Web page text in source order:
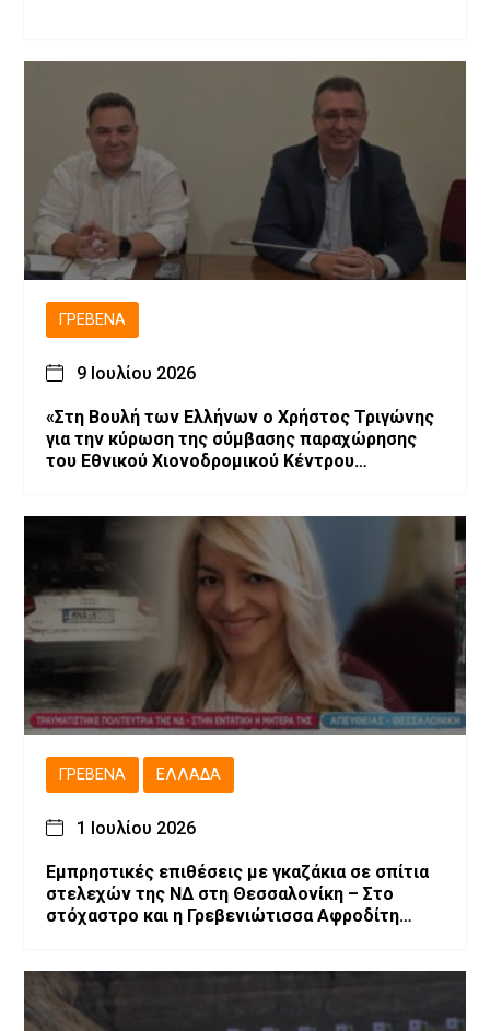
ΓΡΕΒΕΝΆ
9 Ιουλίου 2026
«Στη Βουλή των Ελλήνων ο Χρήστος Τριγώνης
για την κύρωση της σύμβασης παραχώρησης
του Εθνικού Χιονοδρομικού Κέντρου
ΓΡΕΒΕΝΆ ΕΛΛΆΔΑ
1 Ιουλίου 2026
Εμπρηστικές επιθέσεις με γκαζάκια σε σπίτια
στελεχών της ΝΔ στη Θεσσαλονίκη – Στο
στόχαστρο και η Γρεβενιώτισσα Αφροδίτη